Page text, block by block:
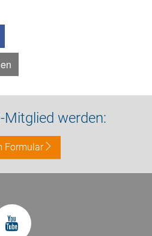
werden:
Formular